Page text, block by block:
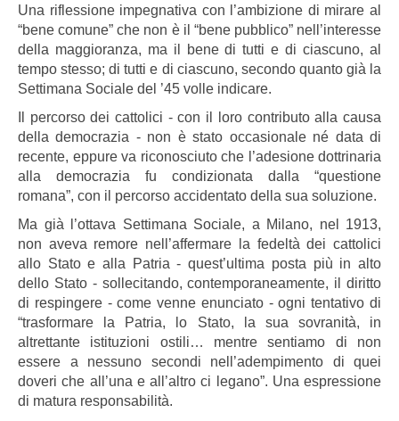
Una riflessione impegnativa con l’ambizione di mirare al
“bene comune” che non è il “bene pubblico” nell’interesse
della maggioranza, ma il bene di tutti e di ciascuno, al
tempo stesso; di tutti e di ciascuno, secondo quanto già la
Settimana Sociale del ’45 volle indicare.
Il percorso dei cattolici - con il loro contributo alla causa
della democrazia - non è stato occasionale né data di
recente, eppure va riconosciuto che l’adesione dottrinaria
alla democrazia fu condizionata dalla “questione
romana”, con il percorso accidentato della sua soluzione.
Ma già l’ottava Settimana Sociale, a Milano, nel 1913,
non aveva remore nell’affermare la fedeltà dei cattolici
allo Stato e alla Patria - quest’ultima posta più in alto
dello Stato - sollecitando, contemporaneamente, il diritto
di respingere - come venne enunciato - ogni tentativo di
“trasformare la Patria, lo Stato, la sua sovranità, in
altrettante istituzioni ostili… mentre sentiamo di non
essere a nessuno secondi nell’adempimento di quei
doveri che all’una e all’altro ci legano”. Una espressione
di matura responsabilità.